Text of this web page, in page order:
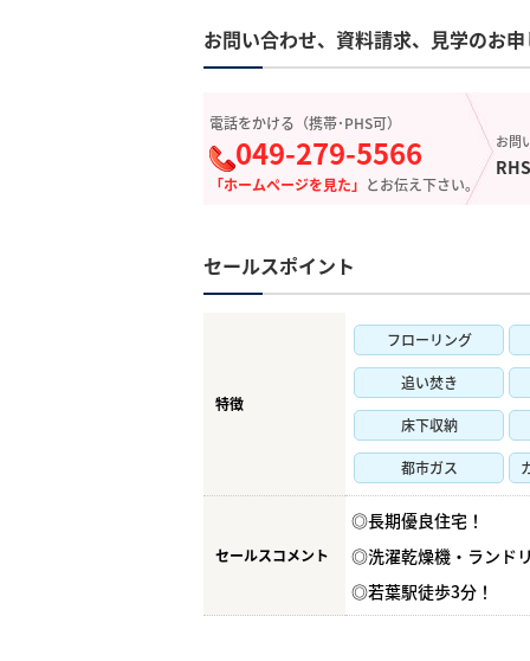
お問い合わせ、資料請求、見学のお
電話をかける（携帯･PHS可）
049-279-5566
「ホームページを見た」 とお伝え下さい。
お問
セールスポイント
特徴
フローリング
追い焚き
床下収納
都市ガス
セールスコメント
◎長期優良住宅！
◎洗濯乾燥機・ランド
◎若葉駅徒歩3分！